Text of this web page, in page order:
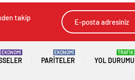
takip
EKONOMİ
PARITELER
EKONOMİ
YOL DURUMU
TRAFİK